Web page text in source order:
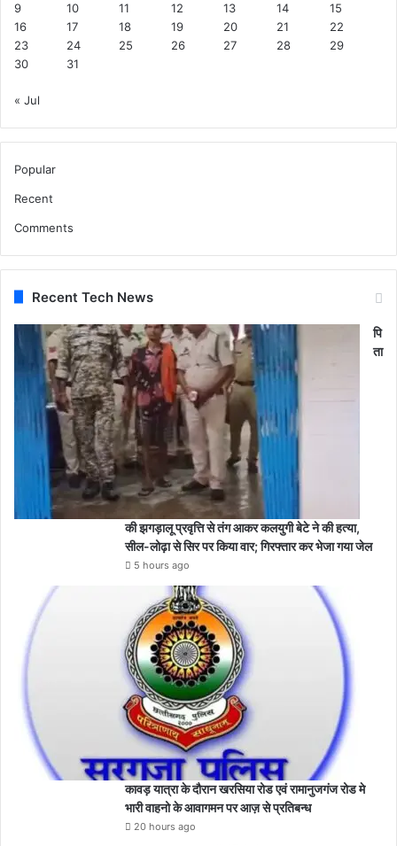
9
10 11 12 13 14
15
16
17 18 19 20 21
22
23
24 25 26 27 28
29
30
31
« Jul
Popular
Recent
Comments
Recent Tech News
पि
ता
की झगड़ालू प्रवृत्ति से तंग आकर कलयुगी बेटे ने की हत्या,
सील-लोढ़ा से सिर पर किया वार; गिरफ्तार कर भेजा गया जेल
5 hours ago
कावड़ यात्रा के दौरान खरसिया रोड एवं रामानुजगंज रोड मे
भारी वाहनो के आवागमन पर आज़ से प्रतिबन्ध
20 hours ago